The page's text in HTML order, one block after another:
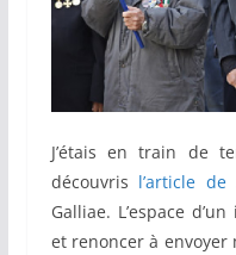
J’étais en train de
découvris l’article de
Galliae. L’espace
et renoncer à envoyer